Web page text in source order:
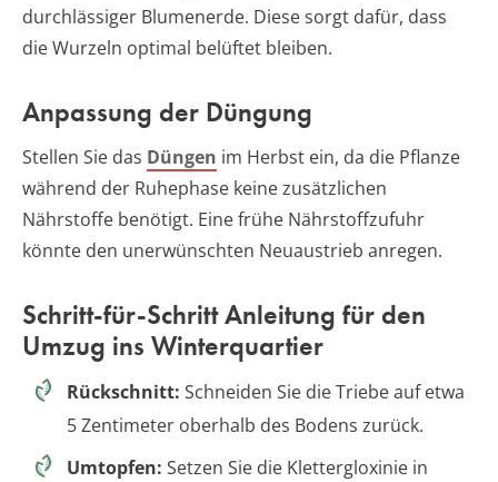
durchlässiger Blumenerde. Diese sorgt dafür, dass
die Wurzeln optimal belüftet bleiben.
Anpassung der Düngung
Stellen Sie das Düngen im Herbst ein, da die Pflanze
während der Ruhephase keine zusätzlichen
Nährstoffe benötigt. Eine frühe Nährstoffzufuhr
könnte den unerwünschten Neuaustrieb anregen.
Schritt-für-Schritt Anleitung für den
Umzug ins Winterquartier
Rückschnitt: Schneiden Sie die Triebe auf etwa
5 Zentimeter oberhalb des Bodens zurück.
Umtopfen: Setzen Sie die Klettergloxinie in